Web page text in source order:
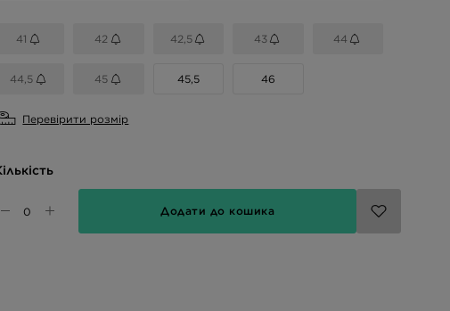
41 42 42,5 43 44
44,5 45 45,5 46
Перевірити розмір
Додати до кошика